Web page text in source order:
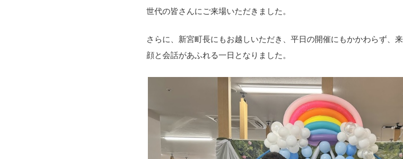
世代の皆さんにご来場いただきました。
さらに、新宮町長にもお越しいただき、平日の開催にもかかわらず、
顔と会話があふれる一日となりました。